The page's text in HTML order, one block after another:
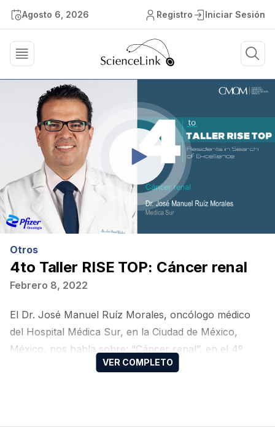
Agosto 6, 2026 Registro Iniciar Sesión
Otros
4to Taller RISE TOP: Cáncer renal
Febrero 8, 2022
El Dr. José Manuel Ruíz Morales, oncólogo médico
del Hospital Médica Sur, en la Ciudad de México,
México, nos habla sobre: “Cáncer renal”, en el 4º
Taller RISE TOP: Residents in Search of Excellence